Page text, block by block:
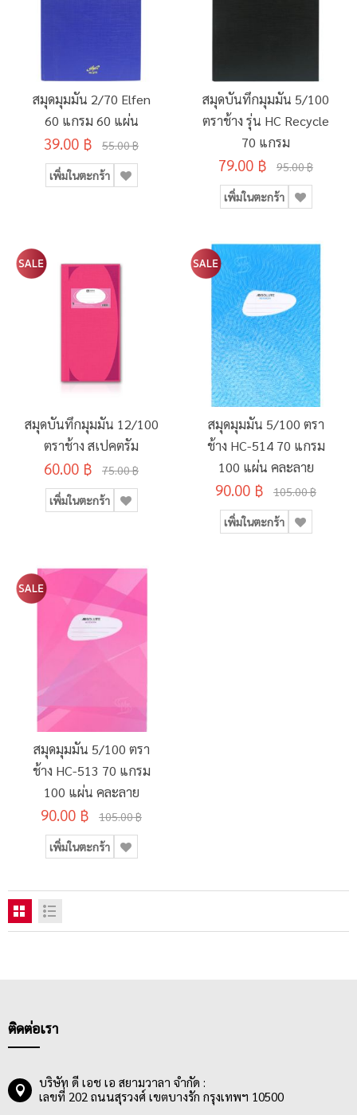
สมุดมุมมัน 2/70 Elfen
60 แกรม 60 แผ่น
39.00 ฿ 55.00 ฿
เพิ่มในตะกร้า
สมุดบันทึกมุมมัน 5/100
ตราช้าง รุ่น HC Recycle
70 แกรม
79.00 ฿ 95.00 ฿
เพิ่มในตะกร้า
สมุดบันทึกมุมมัน 12/100
ตราช้าง สเปคตรัม
60.00 ฿ 75.00 ฿
เพิ่มในตะกร้า
สมุดมุมมัน 5/100 ตรา
ช้าง HC-514 70 แกรม
100 แผ่น คละลาย
90.00 ฿ 105.00 ฿
เพิ่มในตะกร้า
สมุดมุมมัน 5/100 ตรา
ช้าง HC-513 70 แกรม
100 แผ่น คละลาย
90.00 ฿ 105.00 ฿
เพิ่มในตะกร้า
ติดต่อเรา
บริษัท ดี เอช เอ สยามวาลา จำกัด :
เลขที่ 202 ถนนสุรวงศ์ เขตบางรัก กรุงเทพฯ 10500